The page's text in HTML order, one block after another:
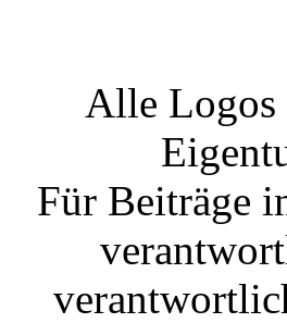
Alle Logos
Für Beiträge